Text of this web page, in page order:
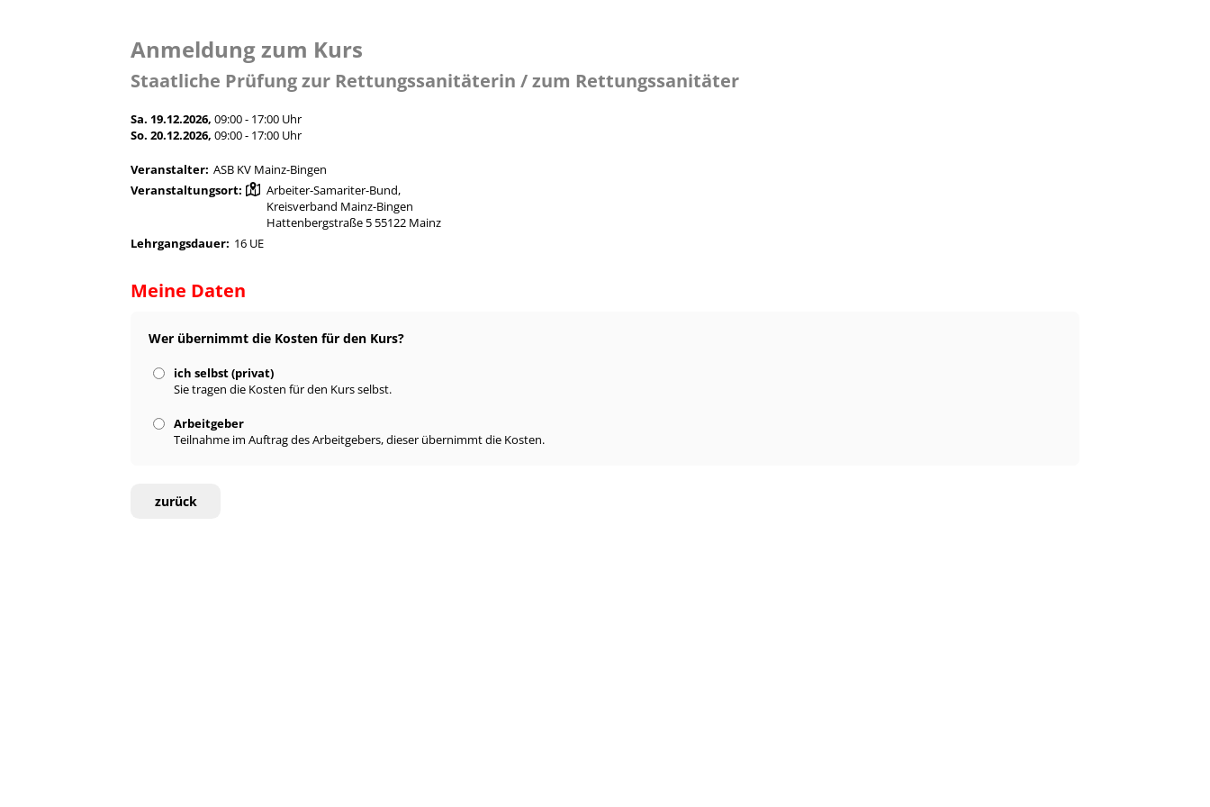
Anmeldung zum Kurs
Staatliche Prüfung zur Rettungssanitäterin / zum Rettungssanitäter
Sa. 19.12.2026,09:00 - 17:00 Uhr
So. 20.12.2026,09:00 - 17:00 Uhr
Veranstalter: ASB KV Mainz-Bingen
Veranstaltungsort:
Arbeiter-Samariter-Bund,
Kreisverband Mainz-Bingen
Hattenbergstraße 5 55122 Mainz
Lehrgangsdauer: 16 UE
Meine Daten
Wer übernimmt die Kosten für den Kurs?
ich selbst (privat)
Sie tragen die Kosten für den Kurs selbst.
Arbeitgeber
Teilnahme im Auftrag des Arbeitgebers, dieser übernimmt die Kosten.
zurück